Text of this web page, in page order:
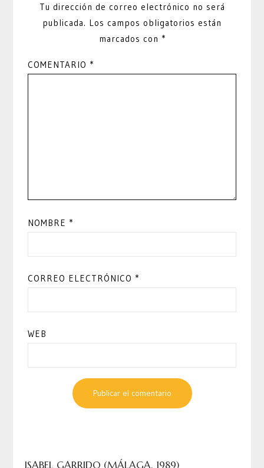
Tu dirección de correo electrónico no será
publicada. Los campos obligatorios están
marcados con *
COMENTARIO *
NOMBRE *
CORREO ELECTRÓNICO *
WEB
ISABEL GARRIDO (MÁLAGA, 1989)